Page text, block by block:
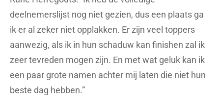
deelnemerslijst nog niet gezien, dus een plaats ga
ik er al zeker niet opplakken. Er zijn veel toppers
aanwezig, als ik in hun schaduw kan finishen zal ik
zeer tevreden mogen zijn. En met wat geluk kan ik
een paar grote namen achter mij laten die niet hun
beste dag hebben.”